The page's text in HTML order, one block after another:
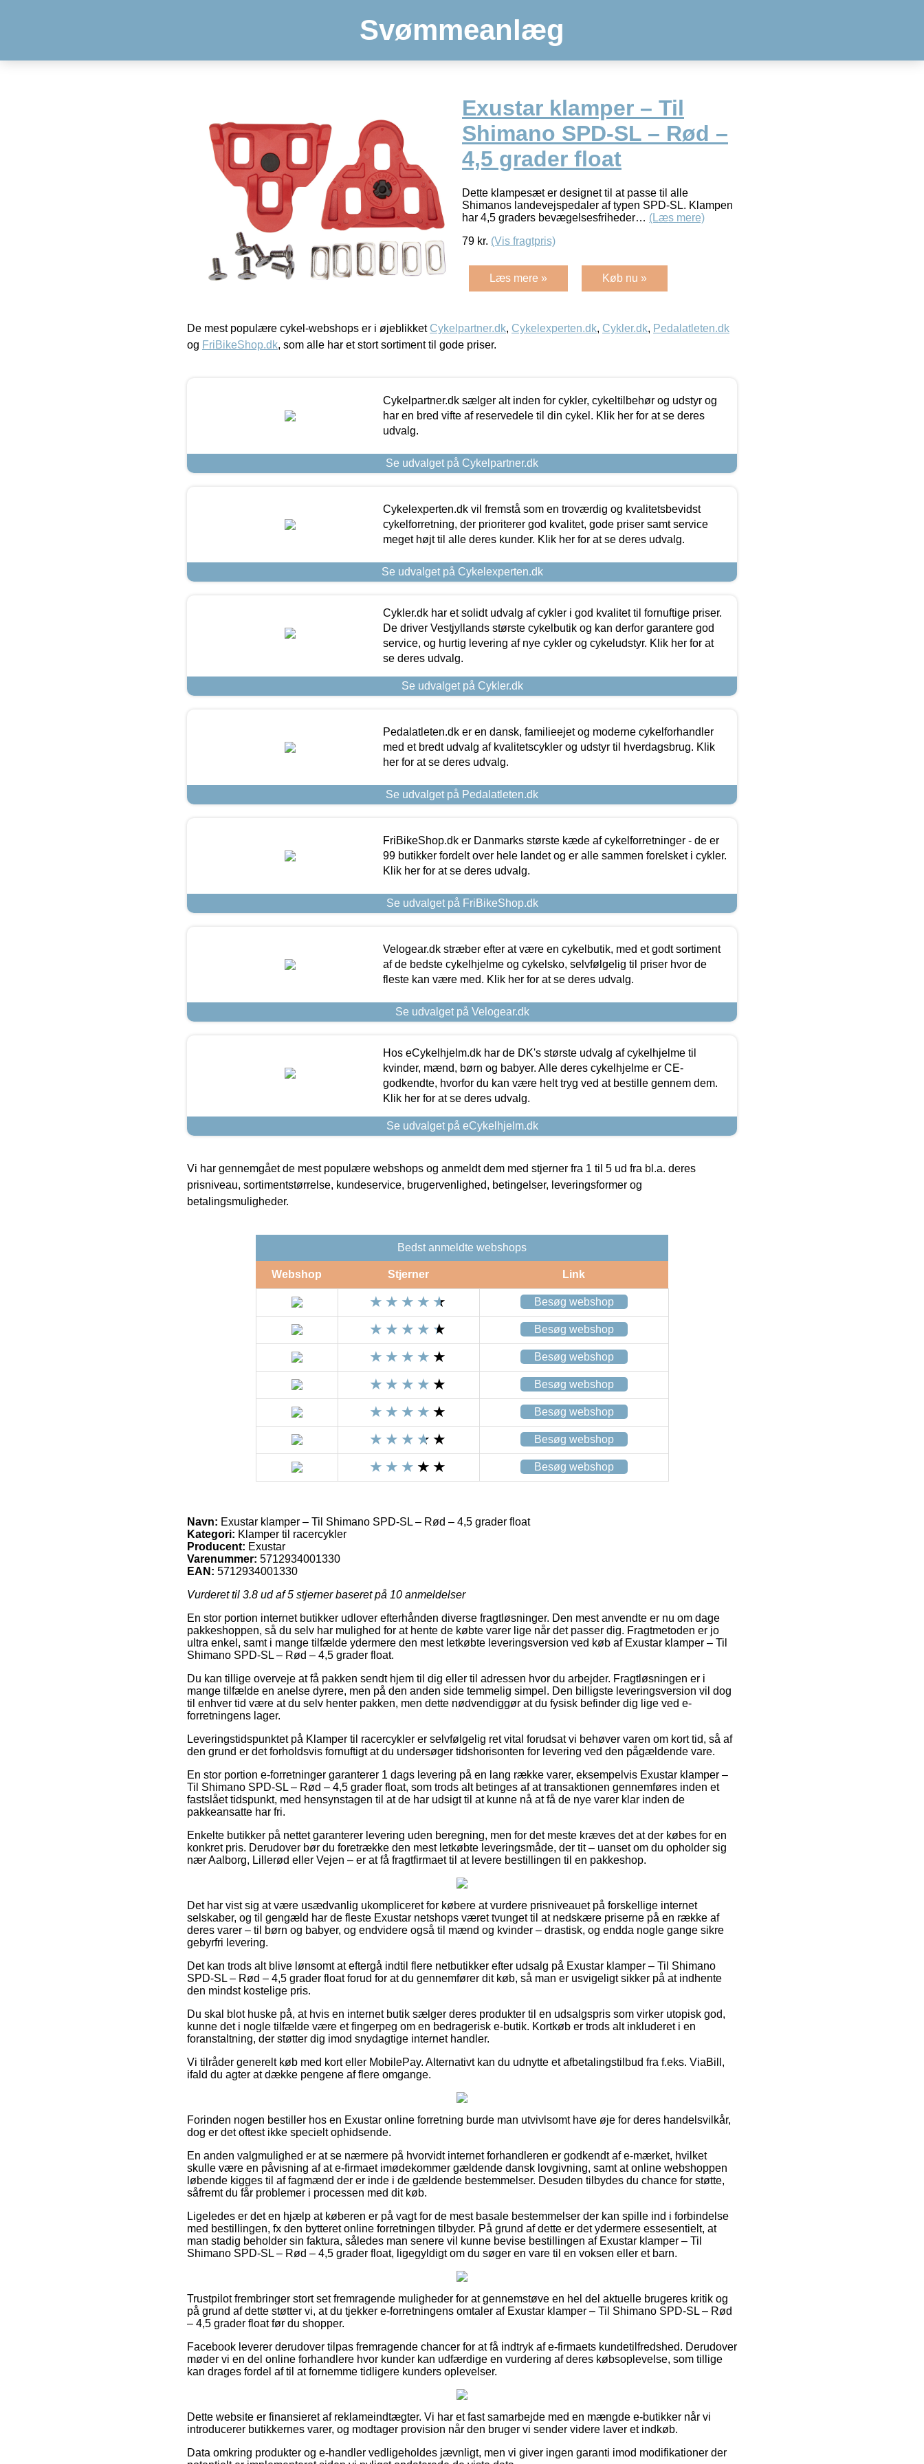
Svømmeanlæg
Exustar klamper – Til
Shimano SPD-SL – Rød –
4,5 grader float
Dette klampesæt er designet til at passe til alle
Shimanos landevejspedaler af typen SPD-SL. Klampen
har 4,5 graders bevægelsesfriheder… (Læs mere)
79 kr. (Vis fragtpris)
Læs mere » Køb nu »
De mest populære cykel-webshops er i øjeblikket Cykelpartner.dk, Cykelexperten.dk, Cykler.dk, Pedalatleten.dk
og FriBikeShop.dk, som alle har et stort sortiment til gode priser.
Cykelpartner.dk sælger alt inden for cykler, cykeltilbehør og udstyr og
har en bred vifte af reservedele til din cykel. Klik her for at se deres
udvalg.
Se udvalget på Cykelpartner.dk
Cykelexperten.dk vil fremstå som en troværdig og kvalitetsbevidst
cykelforretning, der prioriterer god kvalitet, gode priser samt service
meget højt til alle deres kunder. Klik her for at se deres udvalg.
Se udvalget på Cykelexperten.dk
Cykler.dk har et solidt udvalg af cykler i god kvalitet til fornuftige priser.
De driver Vestjyllands største cykelbutik og kan derfor garantere god
service, og hurtig levering af nye cykler og cykeludstyr. Klik her for at
se deres udvalg.
Se udvalget på Cykler.dk
Pedalatleten.dk er en dansk, familieejet og moderne cykelforhandler
med et bredt udvalg af kvalitetscykler og udstyr til hverdagsbrug. Klik
her for at se deres udvalg.
Se udvalget på Pedalatleten.dk
FriBikeShop.dk er Danmarks største kæde af cykelforretninger - de er
99 butikker fordelt over hele landet og er alle sammen forelsket i cykler.
Klik her for at se deres udvalg.
Se udvalget på FriBikeShop.dk
Velogear.dk stræber efter at være en cykelbutik, med et godt sortiment
af de bedste cykelhjelme og cykelsko, selvfølgelig til priser hvor de
fleste kan være med. Klik her for at se deres udvalg.
Se udvalget på Velogear.dk
Hos eCykelhjelm.dk har de DK's største udvalg af cykelhjelme til
kvinder, mænd, børn og babyer. Alle deres cykelhjelme er CE-
godkendte, hvorfor du kan være helt tryg ved at bestille gennem dem.
Klik her for at se deres udvalg.
Se udvalget på eCykelhjelm.dk
Vi har gennemgået de mest populære webshops og anmeldt dem med stjerner fra 1 til 5 ud fra bl.a. deres
prisniveau, sortimentstørrelse, kundeservice, brugervenlighed, betingelser, leveringsformer og
betalingsmuligheder.
Bedst anmeldte webshops
Webshop Stjerner Link
Besøg webshop
Besøg webshop
Besøg webshop
Besøg webshop
Besøg webshop
Besøg webshop
Besøg webshop
Navn: Exustar klamper – Til Shimano SPD-SL – Rød – 4,5 grader float
Kategori: Klamper til racercykler
Producent: Exustar
Varenummer: 5712934001330
EAN: 5712934001330
Vurderet til 3.8 ud af 5 stjerner baseret på 10 anmeldelser
En stor portion internet butikker udlover efterhånden diverse fragtløsninger. Den mest anvendte er nu om dage
pakkeshoppen, så du selv har mulighed for at hente de købte varer lige når det passer dig. Fragtmetoden er jo
ultra enkel, samt i mange tilfælde ydermere den mest letkøbte leveringsversion ved køb af Exustar klamper – Til
Shimano SPD-SL – Rød – 4,5 grader float.
Du kan tillige overveje at få pakken sendt hjem til dig eller til adressen hvor du arbejder. Fragtløsningen er i
mange tilfælde en anelse dyrere, men på den anden side temmelig simpel. Den billigste leveringsversion vil dog
til enhver tid være at du selv henter pakken, men dette nødvendiggør at du fysisk befinder dig lige ved e-
forretningens lager.
Leveringstidspunktet på Klamper til racercykler er selvfølgelig ret vital forudsat vi behøver varen om kort tid, så af
den grund er det forholdsvis fornuftigt at du undersøger tidshorisonten for levering ved den pågældende vare.
En stor portion e-forretninger garanterer 1 dags levering på en lang række varer, eksempelvis Exustar klamper –
Til Shimano SPD-SL – Rød – 4,5 grader float, som trods alt betinges af at transaktionen gennemføres inden et
fastslået tidspunkt, med hensynstagen til at de har udsigt til at kunne nå at få de nye varer klar inden de
pakkeansatte har fri.
Enkelte butikker på nettet garanterer levering uden beregning, men for det meste kræves det at der købes for en
konkret pris. Derudover bør du foretrække den mest letkøbte leveringsmåde, der tit – uanset om du opholder sig
nær Aalborg, Lillerød eller Vejen – er at få fragtfirmaet til at levere bestillingen til en pakkeshop.
Det har vist sig at være usædvanlig ukompliceret for købere at vurdere prisniveauet på forskellige internet
selskaber, og til gengæld har de fleste Exustar netshops været tvunget til at nedskære priserne på en række af
deres varer – til børn og babyer, og endvidere også til mænd og kvinder – drastisk, og endda nogle gange sikre
gebyrfri levering.
Det kan trods alt blive lønsomt at eftergå indtil flere netbutikker efter udsalg på Exustar klamper – Til Shimano
SPD-SL – Rød – 4,5 grader float forud for at du gennemfører dit køb, så man er usvigeligt sikker på at indhente
den mindst kostelige pris.
Du skal blot huske på, at hvis en internet butik sælger deres produkter til en udsalgspris som virker utopisk god,
kunne det i nogle tilfælde være et fingerpeg om en bedragerisk e-butik. Kortkøb er trods alt inkluderet i en
foranstaltning, der støtter dig imod snydagtige internet handler.
Vi tilråder generelt køb med kort eller MobilePay. Alternativt kan du udnytte et afbetalingstilbud fra f.eks. ViaBill,
ifald du agter at dække pengene af flere omgange.
Forinden nogen bestiller hos en Exustar online forretning burde man utvivlsomt have øje for deres handelsvilkår,
dog er det oftest ikke specielt ophidsende.
En anden valgmulighed er at se nærmere på hvorvidt internet forhandleren er godkendt af e-mærket, hvilket
skulle være en påvisning af at e-firmaet imødekommer gældende dansk lovgivning, samt at online webshoppen
løbende kigges til af fagmænd der er inde i de gældende bestemmelser. Desuden tilbydes du chance for støtte,
såfremt du får problemer i processen med dit køb.
Ligeledes er det en hjælp at køberen er på vagt for de mest basale bestemmelser der kan spille ind i forbindelse
med bestillingen, fx den bytteret online forretningen tilbyder. På grund af dette er det ydermere essesentielt, at
man stadig beholder sin faktura, således man senere vil kunne bevise bestillingen af Exustar klamper – Til
Shimano SPD-SL – Rød – 4,5 grader float, ligegyldigt om du søger en vare til en voksen eller et barn.
Trustpilot frembringer stort set fremragende muligheder for at gennemstøve en hel del aktuelle brugeres kritik og
på grund af dette støtter vi, at du tjekker e-forretningens omtaler af Exustar klamper – Til Shimano SPD-SL – Rød
– 4,5 grader float før du shopper.
Facebook leverer derudover tilpas fremragende chancer for at få indtryk af e-firmaets kundetilfredshed. Derudover
møder vi en del online forhandlere hvor kunder kan udfærdige en vurdering af deres købsoplevelse, som tillige
kan drages fordel af til at fornemme tidligere kunders oplevelser.
Dette website er finansieret af reklameindtægter. Vi har et fast samarbejde med en mængde e-butikker når vi
introducerer butikkernes varer, og modtager provision når den bruger vi sender videre laver et indkøb.
Data omkring produkter og e-handler vedligeholdes jævnligt, men vi giver ingen garanti imod modifikationer der